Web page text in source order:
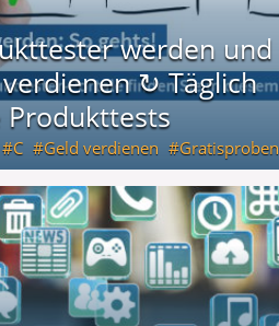
werden und
↻ Täglich
Produkttests
C Geld verdienen Gratisproben
Produkttests